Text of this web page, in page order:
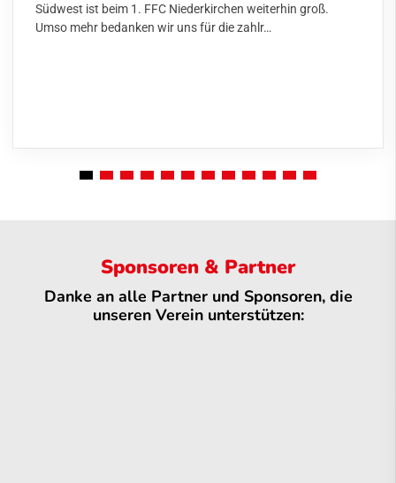
Südwest ist beim 1. FFC Niederkirchen weiterhin groß.
Umso mehr bedanken wir uns für die zahlr…
Sponsoren & Partner
Danke an alle Partner und Sponsoren, die
unseren Verein unterstützen: